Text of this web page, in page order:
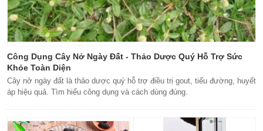
Công Dụng Cây Nở Ngày Đất - Thảo Dược Quý Hỗ Trợ Sức
Khỏe Toàn Diện
Cây nở ngày đất là thảo dược quý hỗ trợ điều trị gout, tiểu đường, huyết
áp hiệu quả. Tìm hiểu công dụng và cách dùng đúng.